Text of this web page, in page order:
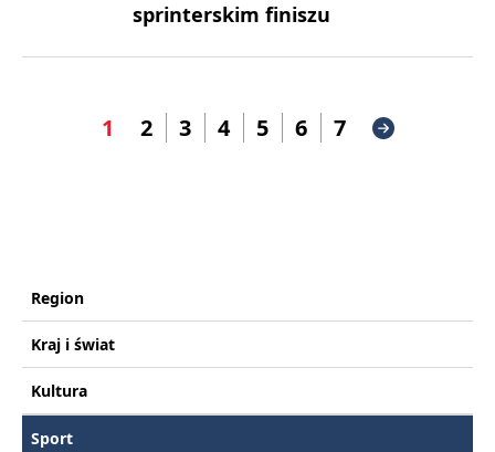
sprinterskim finiszu
1 2 3 4 5 6 7
Region
Kraj i świat
Kultura
Sport